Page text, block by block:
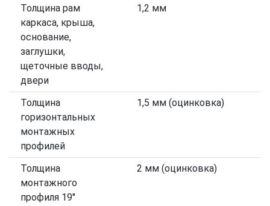
Толщина рам
каркаса, крыша,
основание,
заглушки,
щеточные вводы,
двери
1,2 мм
Толщина
горизонтальных
монтажных
профилей
1,5 мм (оцинковка)
Толщина
монтажного
профиля 19''
2 мм (оцинковка)